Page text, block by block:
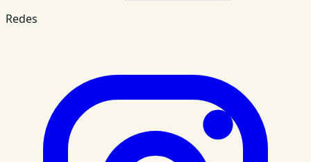
Redes